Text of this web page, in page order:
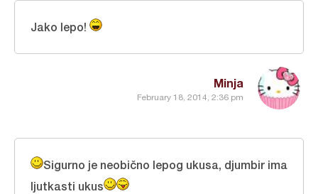
Minja
February 18, 2014, 2:36 pm
Jako lepo!
Sigurno je neobično lepog ukusa, djumbir ima
ljutkasti ukus